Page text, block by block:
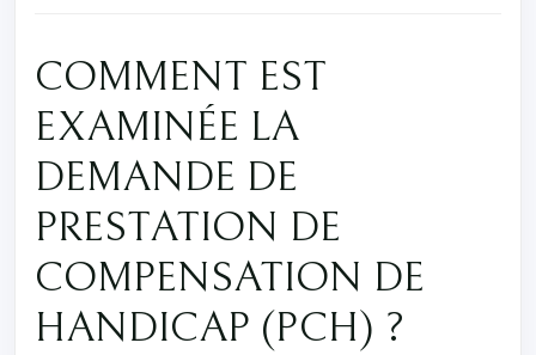
COMMENT EST
EXAMINÉE LA
DEMANDE DE
PRESTATION DE
COMPENSATION DE
HANDICAP (PCH) ?